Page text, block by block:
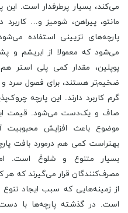
می‌کند، بسیار پرطرفدار است. این
مانتو، پیراهن، شومیز و…
پارچه‌های تزیینی استفاده
می‌شود که معمولا از ابریشم و
پوپلین، مقدار کمی پلی استر
ضخیم‌تر هستند، برای فصول سرد و
گرم کاربرد دارند. این پارچه
صاف و یک‌دست می‌شود. قیمت
موضوع باعث افزایش
بهتراست کمی هم درمورد بافت
بسیار متنوع و شلوغ است.
مصرف‌کنندگان قرار می‌گیرند که هر
است. در گذشته پارچه‌ها با